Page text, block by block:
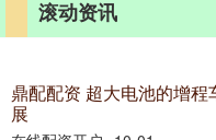
滚动资讯
鼎配配资 超大电池的增
展